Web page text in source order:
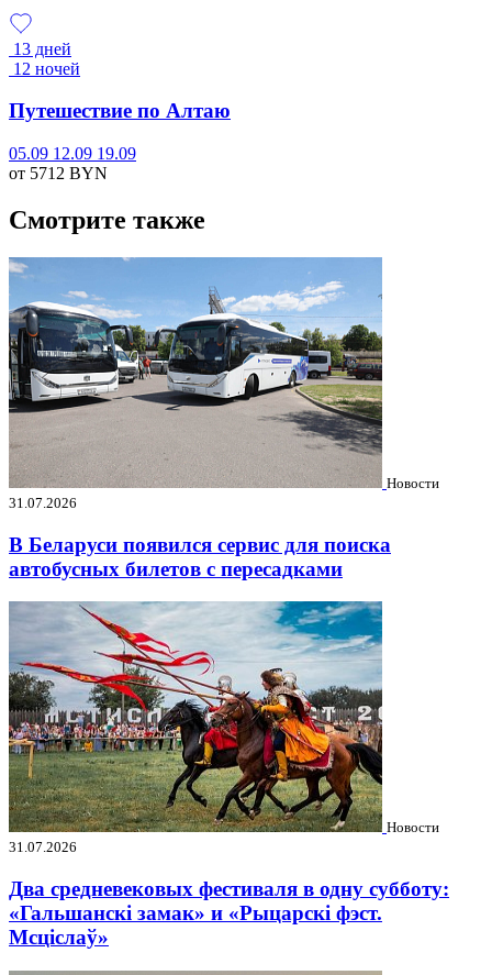
13 дней
12 ночей
Путешествие по Алтаю
05.09 12.09 19.09
от 5712 BYN
Смотрите также
Новости
31.07.2026
В Беларуси появился сервис для поиска
автобусных билетов с пересадками
Новости
31.07.2026
Два средневековых фестиваля в одну субботу:
«Гальшанскі замак» и «Рыцарскі фэст.
Мсціслаў»